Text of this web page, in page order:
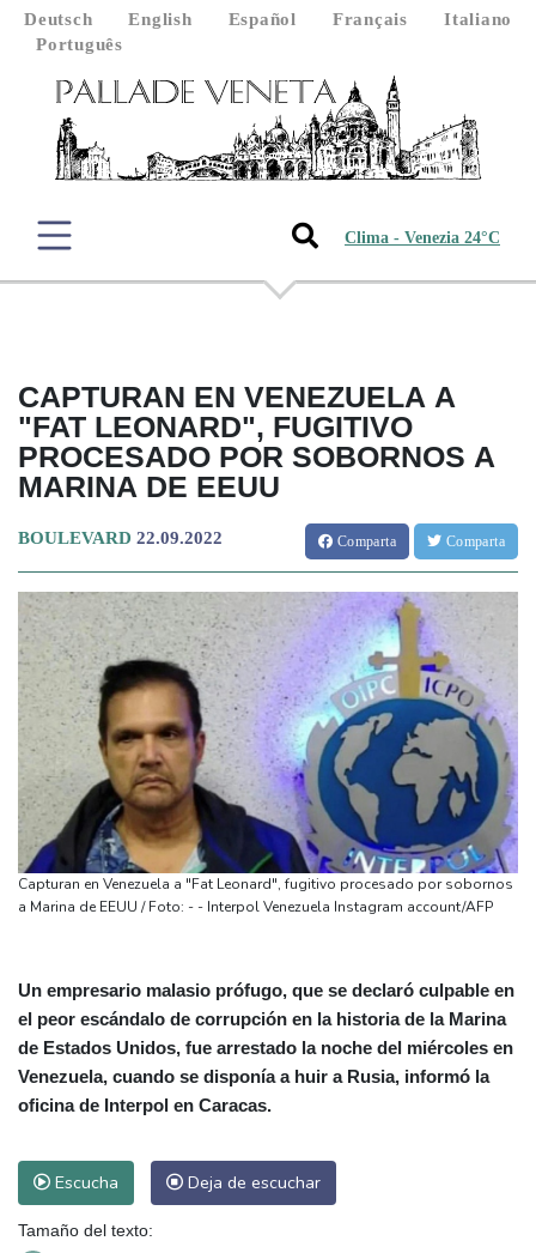
Deutsch English Español Français
Italiano
Português
Clima - Venezia 24°C
CAPTURAN EN VENEZUELA A
"FAT LEONARD", FUGITIVO
PROCESADO POR SOBORNOS A
MARINA DE EEUU
BOULEVARD 22.09.2022 Comparta Comparta
Capturan en Venezuela a "Fat Leonard", fugitivo procesado por sobornos
a Marina de EEUU / Foto: - - Interpol Venezuela Instagram account/AFP
Un empresario malasio prófugo, que se declaró culpable en
el peor escándalo de corrupción en la historia de la Marina
de Estados Unidos, fue arrestado la noche del miércoles en
Venezuela, cuando se disponía a huir a Rusia, informó la
oficina de Interpol en Caracas.
Escucha Deja de escuchar
Tamaño del texto: